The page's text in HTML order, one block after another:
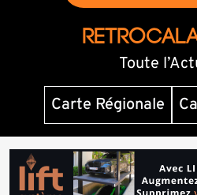
Toute
Carte Régionale